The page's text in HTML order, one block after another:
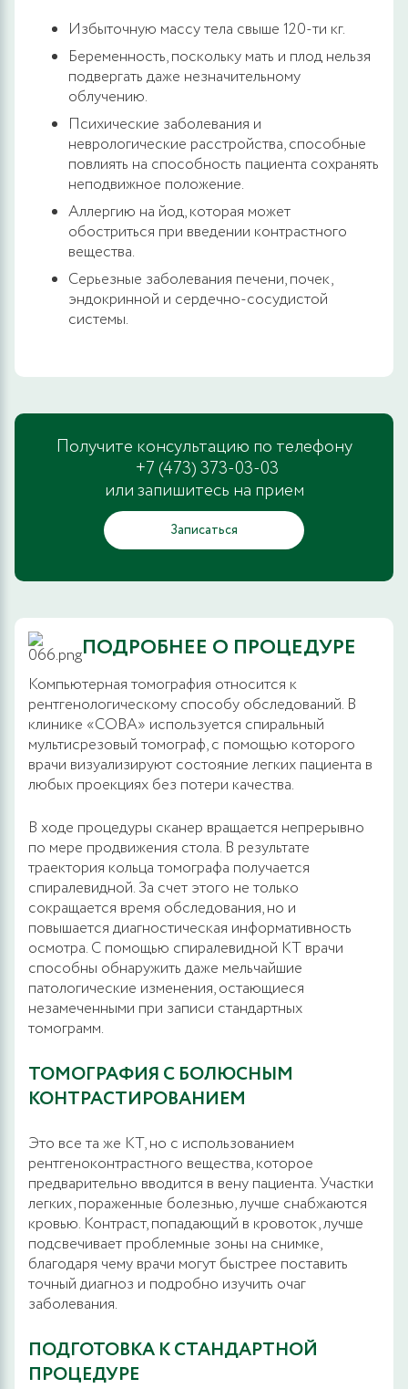
Избыточную массу тела свыше 120-ти кг.
Беременность, поскольку мать и плод нельзя
подвергать даже незначительному
облучению.
Психические заболевания и
неврологические расстройства, способные
повлиять на способность пациента сохранять
неподвижное положение.
Аллергию на йод, которая может
обостриться при введении контрастного
вещества.
Серьезные заболевания печени, почек,
эндокринной и сердечно-сосудистой
системы.
Получите консультацию по телефону
+7 (473) 373-03-03
или запишитесь на прием
Записаться
ПОДРОБНЕЕ О ПРОЦЕДУРЕ
Компьютерная томография относится к
рентгенологическому способу обследований. В
клинике «СОВА» используется спиральный
мультисрезовый томограф, с помощью которого
врачи визуализируют состояние легких пациента в
любых проекциях без потери качества.
В ходе процедуры сканер вращается непрерывно
по мере продвижения стола. В результате
траектория кольца томографа получается
спиралевидной. За счет этого не только
сокращается время обследования, но и
повышается диагностическая информативность
осмотра. С помощью спиралевидной КТ врачи
способны обнаружить даже мельчайшие
патологические изменения, остающиеся
незамеченными при записи стандартных
томограмм.
ТОМОГРАФИЯ С БОЛЮСНЫМ
КОНТРАСТИРОВАНИЕМ
Это все та же КТ, но с использованием
рентгеноконтрастного вещества, которое
предварительно вводится в вену пациента. Участки
легких, пораженные болезнью, лучше снабжаются
кровью. Контраст, попадающий в кровоток, лучше
подсвечивает проблемные зоны на снимке,
благодаря чему врачи могут быстрее поставить
точный диагноз и подробно изучить очаг
заболевания.
ПОДГОТОВКА К СТАНДАРТНОЙ
ПРОЦЕДУРЕ